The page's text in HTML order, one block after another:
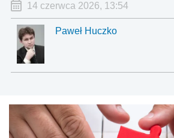
14 czerwca 2026, 13:54
Paweł Huczko